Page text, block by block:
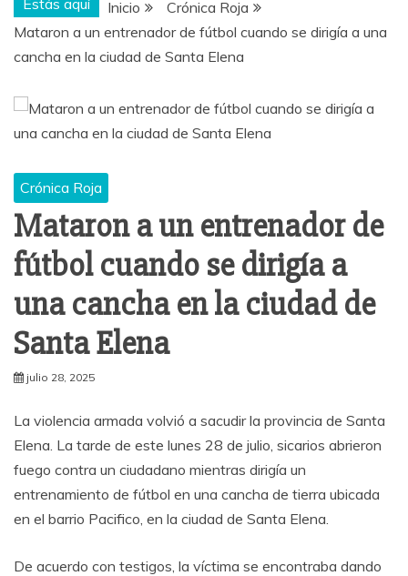
Inicio
Crónica Roja
Mataron a un entrenador de fútbol cuando se dirigía a una
cancha en la ciudad de Santa Elena
Crónica Roja
Mataron a un entrenador de
fútbol cuando se dirigía a
una cancha en la ciudad de
Santa Elena
julio 28, 2025
La violencia armada volvió a sacudir la provincia de Santa
Elena. La tarde de este lunes 28 de julio, sicarios abrieron
fuego contra un ciudadano mientras dirigía un
entrenamiento de fútbol en una cancha de tierra ubicada
en el barrio Pacifico, en la ciudad de Santa Elena.
De acuerdo con testigos, la víctima se encontraba dando